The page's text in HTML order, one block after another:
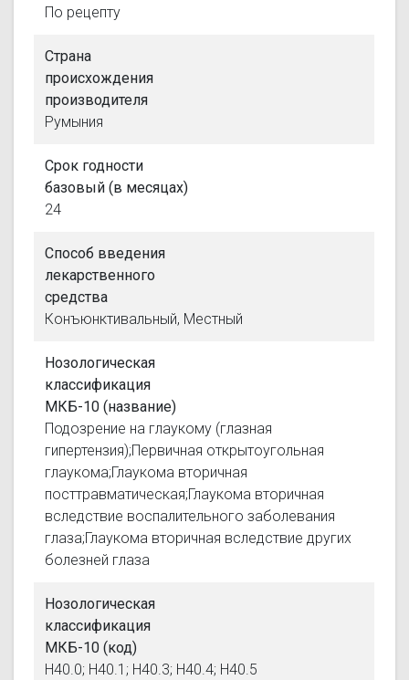
По рецепту
Страна
происхождения
производителя
Румыния
Срок годности
базовый (в месяцах)
24
Способ введения
лекарственного
средства
Конъюнктивальный, Местный
Нозологическая
классификация
МКБ-10 (название)
Подозрение на глаукому (глазная
гипертензия);Первичная открытоугольная
глаукома;Глаукома вторичная
посттравматическая;Глаукома вторичная
вследствие воспалительного заболевания
глаза;Глаукома вторичная вследствие других
болезней глаза
Нозологическая
классификация
МКБ-10 (код)
H40.0; H40.1; H40.3; H40.4; H40.5